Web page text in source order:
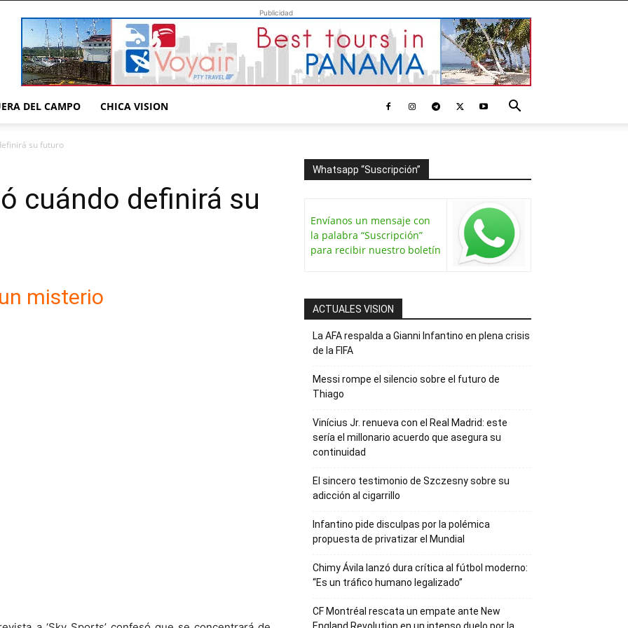
Publicidad
DEL CAMPO CHICA VISION
su futuro
cuándo definirá su
misterio
Whatsapp “Suscripción”
Envíanos un mensaje con
la palabra “Suscripción”
para recibir nuestro boletín
ACTUALES VISION
La AFA respalda a Gianni Infantino en plena crisis
de la FIFA
Messi rompe el silencio sobre el futuro de
Thiago
Vinícius Jr. renueva con el Real Madrid: este
sería el millonario acuerdo que asegura su
continuidad
El sincero testimonio de Szczesny sobre su
adicción al cigarrillo
Infantino pide disculpas por la polémica
propuesta de privatizar el Mundial
Chimy Ávila lanzó dura crítica al fútbol moderno:
“Es un tráfico humano legalizado”
CF Montréal rescata un empate ante New